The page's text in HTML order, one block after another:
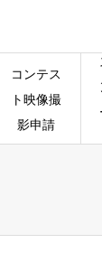
コンテス
ト映像撮
影申請